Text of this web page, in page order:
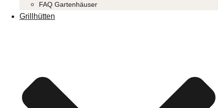
FAQ Gartenhäuser
Grillhütten